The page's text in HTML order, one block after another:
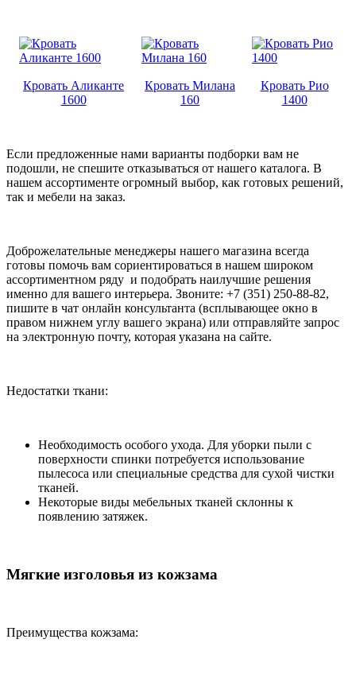
Кровать Аликанте
1600
Кровать Милана
160
Кровать Рио
1400
Если предложенные нами варианты подборки вам не
подошли, не спешите отказываться от нашего каталога. В
нашем ассортименте огромный выбор, как готовых решений,
так и мебели на заказ.
Доброжелательные менеджеры нашего магазина всегда
готовы помочь вам сориентироваться в нашем широком
ассортиментном ряду и подобрать наилучшие решения
именно для вашего интерьера. Звоните: +7 (351) 250-88-82,
пишите в чат онлайн консультанта (всплывающее окно в
правом нижнем углу вашего экрана) или отправляйте запрос
на электронную почту, которая указана на сайте.
Недостатки ткани:
Необходимость особого ухода. Для уборки пыли с
поверхности спинки потребуется использование
пылесоса или специальные средства для сухой чистки
тканей.
Некоторые виды мебельных тканей склонны к
появлению затяжек.
Мягкие изголовья из кожзама
Преимущества кожзама: